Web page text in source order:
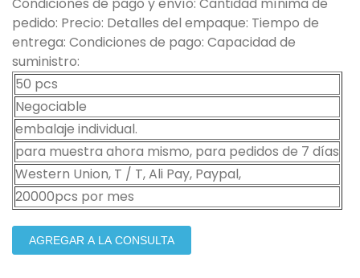
pedido: Precio: Detalles del empaque: Tiempo de
entrega: Condiciones de pago: Capacidad de
suministro:
50 pcs
Negociable
embalaje individual.
para muestra ahora mismo, para pedidos de 7 días
Western Union, T / T, Ali Pay, Paypal,
20000pcs por mes
AGREGAR A LA CONSULTA